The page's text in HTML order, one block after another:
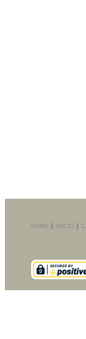
HOME INICIO